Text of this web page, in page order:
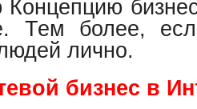
Концепцию
Тем более,
лично.
бизнес в